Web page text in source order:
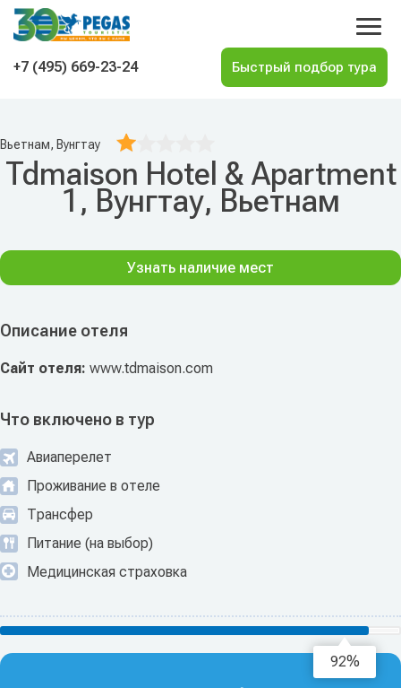
На главную
+7 (495) 669-23-24
Вьетнам, Вунгтау
Tdmaison Hotel & Apartment
1, Вунгтау, Вьетнам
Описание отеля
Сайт отеля: www.tdmaison.com
Что включено в тур
Авиаперелет
Проживание в отеле
Трансфер
Питание (на выбор)
Медицинская страховка
Узнать наличие мест
94%